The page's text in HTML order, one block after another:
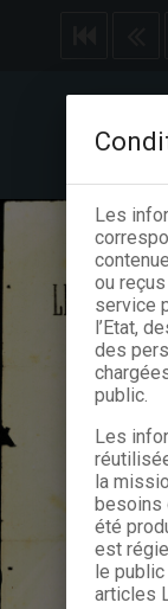
Les
ou
service
l’Etat,
des
public.
Les
la
besoins
été
est
le public
articles